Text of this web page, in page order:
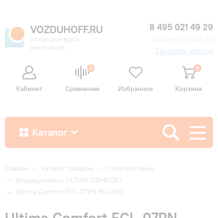
VOZDUHOFF.RU
Кондиционеры и
вентиляция
8 495 021 49 29
Заказать звонок
Кабинет
0
Сравнение Избранное
0
Корзина
Каталог
Как купить
Доставка и оплата
Главная — Каталог товаров — Сплит-системы
— Кондиционеры ULTIMA COMFORT
— Ultima Comfort ECL-07PN ECLIPSE